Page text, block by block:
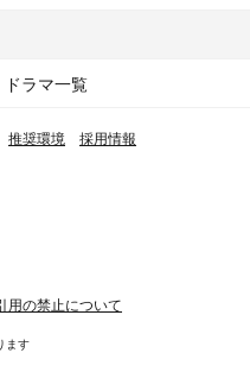
ドラマ一覧
推奨環境 採用情報
用の禁止について
ます